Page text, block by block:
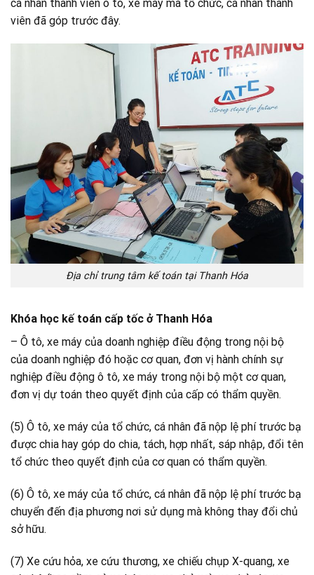
cá nhân thành viên ô tô, xe máy mà tổ chức, cá nhân thành
viên đã góp trước đây.
Địa chỉ trung tâm kế toán tại Thanh Hóa
Khóa học kế toán cấp tốc ở Thanh Hóa
– Ô tô, xe máy của doanh nghiệp điều động trong nội bộ
của doanh nghiệp đó hoặc cơ quan, đơn vị hành chính sự
nghiệp điều động ô tô, xe máy trong nội bộ một cơ quan,
đơn vị dự toán theo quyết định của cấp có thẩm quyền.
(5) Ô tô, xe máy của tổ chức, cá nhân đã nộp lệ phí trước bạ
được chia hay góp do chia, tách, hợp nhất, sáp nhập, đổi tên
tổ chức theo quyết định của cơ quan có thẩm quyền.
(6) Ô tô, xe máy của tổ chức, cá nhân đã nộp lệ phí trước bạ
chuyển đến địa phương nơi sử dụng mà không thay đổi chủ
sở hữu.
(7) Xe cứu hỏa, xe cứu thương, xe chiếu chụp X-quang, xe